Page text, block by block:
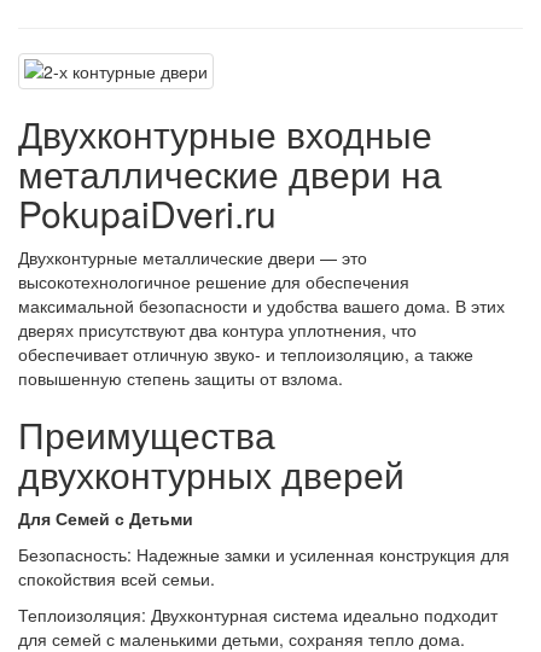
Двухконтурные входные
металлические двери на
PokupaiDveri.ru
Двухконтурные металлические двери — это
высокотехнологичное решение для обеспечения
максимальной безопасности и удобства вашего дома. В этих
дверях присутствуют два контура уплотнения, что
обеспечивает отличную звуко- и теплоизоляцию, а также
повышенную степень защиты от взлома.
Преимущества
двухконтурных дверей
Для Семей с Детьми
Безопасность: Надежные замки и усиленная конструкция для
спокойствия всей семьи.
Теплоизоляция: Двухконтурная система идеально подходит
для семей с маленькими детьми, сохраняя тепло дома.